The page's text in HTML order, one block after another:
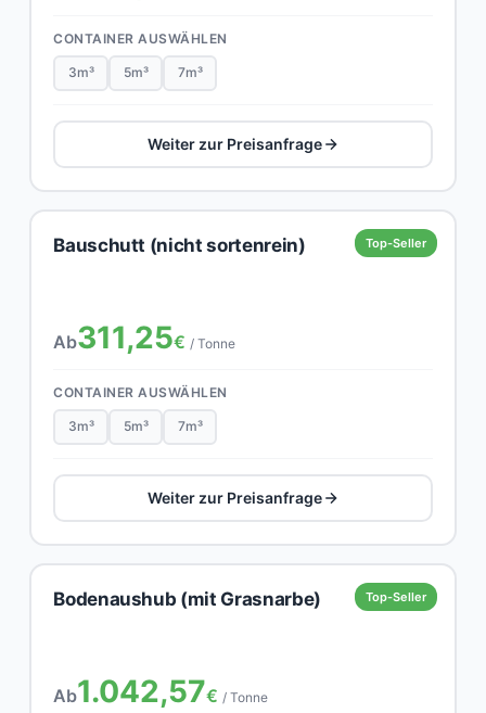
CONTAINER AUSWÄHLEN
3m³ 5m³ 7m³
Weiter zur Preisanfrage
Top-Seller
Bauschutt (nicht sortenrein)
Ab311,25€ / Tonne
CONTAINER AUSWÄHLEN
3m³ 5m³ 7m³
Weiter zur Preisanfrage
Top-Seller
Bodenaushub (mit Grasnarbe)
Ab1.042,57€ / Tonne